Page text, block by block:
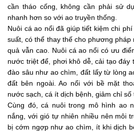
cần tháo cống, không cần phải sử
nhanh hơn so với ao truyền thống.
Nuôi cá ao nổi đã giúp tiết kiệm chi
suất, có thể thay thế cho phương pháp
quả vẫn cao. Nuôi cá ao nổi có ưu
nước triệt để, phơi khô dễ, cải tạo đáy
đào sâu như ao chìm, đất lấy từ lòng
đất bên ngoài. Ao nổi với bề mặt
nước sạch, cá ít dịch bệnh, giảm chỉ số
Cùng đó, cá nuôi trong mô hình ao
nắng, với gió tự nhiên nhiều nên môi
bị cớm ngợp như ao chìm, ít khi dịch